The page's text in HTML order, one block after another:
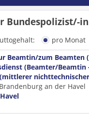
Bundespolizist/-in
pro Monat
Beamtin/zum Beamten
(Beamter/Beamtin
an der Havel